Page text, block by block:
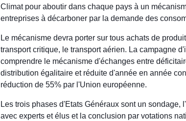
Climat pour aboutir dans chaque pays à un
entreprises à décarboner par la demande des
Le mécanisme devra porter sur tous achats de
transport critique, le transport aérien. La campagne
comprendre le mécanisme d'échanges entre
distribution égalitaire et réduite d'année en année
réduction de 55% par l'Union européenne.
Les trois phases d'Etats Généraux sont un
avec experts et élus et la conclusion par votations